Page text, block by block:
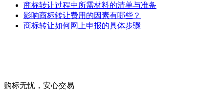
商标转让过程中所需材料的清单与准备
影响商标转让费用的因素有哪些？
商标转让如何网上申报的具体步骤
购标无忧，安心交易